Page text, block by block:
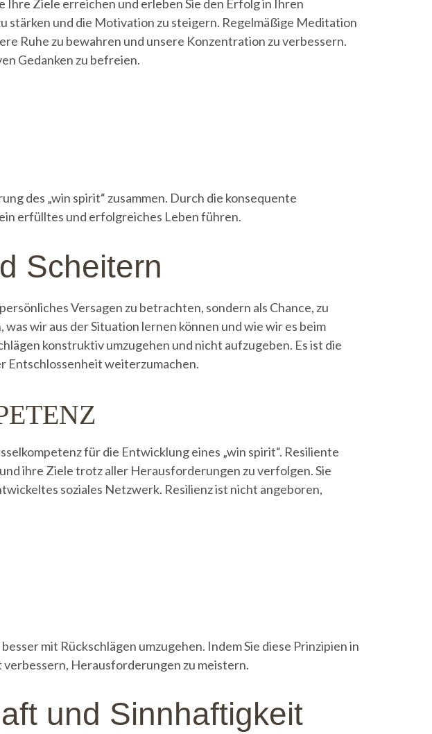
Ihre Ziele erreichen und erleben Sie den Erfolg in Ihren
stärken und die Motivation zu steigern. Regelmäßige Meditation
Ruhe zu bewahren und unsere Konzentration zu verbessern.
Gedanken zu befreien.
des „win spirit“ zusammen. Durch die konsequente
erfülltes und erfolgreiches Leben führen.
Scheitern
Versagen zu betrachten, sondern als Chance, zu
wir aus der Situation lernen können und wie wir es beim
konstruktiv umzugehen und nicht aufzugeben. Es ist die
Entschlossenheit weiterzumachen.
für die Entwicklung eines „win spirit“. Resiliente
ihre Ziele trotz aller Herausforderungen zu verfolgen. Sie
soziales Netzwerk. Resilienz ist nicht angeboren,
mit Rückschlägen umzugehen. Indem Sie diese Prinzipien in
Herausforderungen zu meistern.
und Sinnhaftigkeit